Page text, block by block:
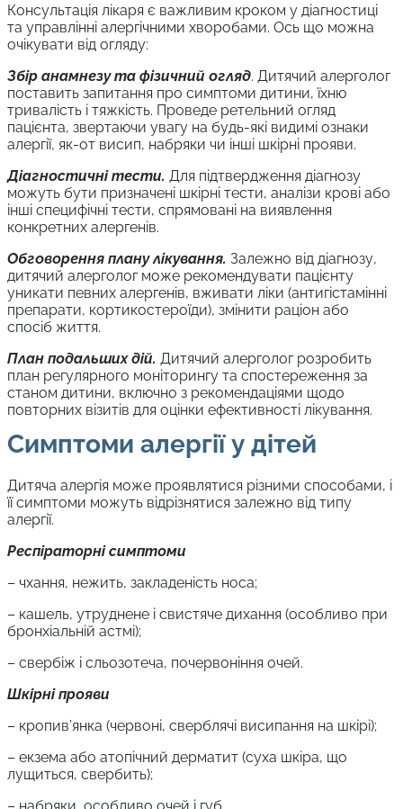
Консультація лікаря є важливим кроком у діагностиці
та управлінні алергічними хворобами. Ось що можна
очікувати від огляду:
Збір анамнезу та фізичний огляд. Дитячий алерголог
поставить запитання про симптоми дитини, їхню
тривалість і тяжкість. Проведе ретельний огляд
пацієнта, звертаючи увагу на будь-які видимі ознаки
алергії, як-от висип, набряки чи інші шкірні прояви.
Діагностичні тести. Для підтвердження діагнозу
можуть бути призначені шкірні тести, аналізи крові або
інші специфічні тести, спрямовані на виявлення
конкретних алергенів.
Обговорення плану лікування. Залежно від діагнозу,
дитячий алерголог може рекомендувати пацієнту
уникати певних алергенів, вживати ліки (антигістамінні
препарати, кортикостероїди), змінити раціон або
спосіб життя.
План подальших дій. Дитячий алерголог розробить
план регулярного моніторингу та спостереження за
станом дитини, включно з рекомендаціями щодо
повторних візитів для оцінки ефективності лікування.
Симптоми алергії у дітей
Дитяча алергія може проявлятися різними способами, і
її симптоми можуть відрізнятися залежно від типу
алергії.
Респіраторні симптоми
– чхання, нежить, закладеність носа;
– кашель, утруднене і свистяче дихання (особливо при
бронхіальній астмі);
– свербіж і сльозотеча, почервоніння очей.
Шкірні прояви
– кропив’янка (червоні, сверблячі висипання на шкірі);
– екзема або атопічний дерматит (суха шкіра, що
лущиться, свербить);